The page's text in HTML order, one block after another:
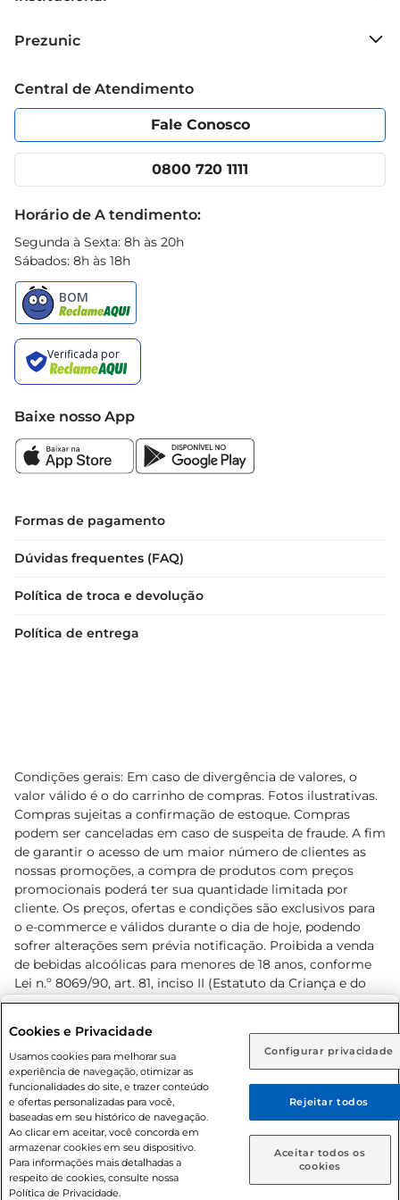
Rio de Janeiro (RJ) Goiás (GO)
Ou
Caso queira comprar online, informe como deseja receber
suas compras:
Entrega em casa Retire em Loja
Grupo Cencosud
Política de Privacidade
Portal do fornecedor
Cencosud Media
Prezunic
Código de Ética
App Prezunic
Central de Atendimento
Fale Conosco
0800 720 1111
Horário de A tendimento:
Segunda à Sexta: 8h às 20h
Sábados: 8h às 18h
Baixe nosso App
Formas de pagamento
Dúvidas frequentes (FAQ)
Política de troca e devolução
Política de entrega
Condições gerais: Em caso de divergência de valores, o
valor válido é o do carrinho de compras. Fotos ilustrativas.
Compras sujeitas a confirmação de estoque. Compras
podem ser canceladas em caso de suspeita de fraude. A fim
de garantir o acesso de um maior número de clientes as
nossas promoções, a compra de produtos com preços
promocionais poderá ter sua quantidade limitada por
cliente. Os preços, ofertas e condições são exclusivos para
o e-commerce e válidos durante o dia de hoje, podendo
sofrer alterações sem prévia notificação. Proibida a venda
de bebidas alcoólicas para menores de 18 anos, conforme
Lei n.º 8069/90, art. 81, inciso II (Estatuto da Criança e do
Adolescente). Preços e condições exclusivos para o
prévio. O valor mínimo para as compras on-line é de R$
80,00.
© 2026 Copyright. Todos os direitos
reservados Prezunic.
Cookies e Privacidade
Usamos cookies para melhorar sua
experiência de navegação, otimizar as
funcionalidades do site, e trazer conteúdo
e ofertas personalizadas para você,
baseadas em seu histórico de navegação.
Ao clicar em aceitar, você concorda em
armazenar cookies em seu dispositivo.
Para informações mais detalhadas a
respeito de cookies, consulte nossa
Política de Privacidade.
Configurar privacidade
Rejeitar todos
Aceitar todos os
cookies